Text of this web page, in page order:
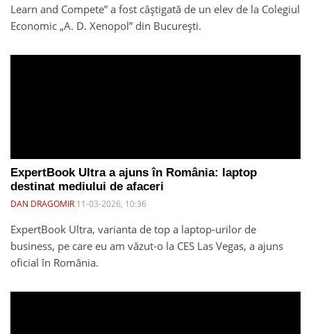
Learn and Compete” a fost câștigată de un elev de la Colegiul
Economic „A. D. Xenopol” din București.
ExpertBook Ultra a ajuns în România: laptop
destinat mediului de afaceri
DAN DRAGOMIR 11-03-2026, 10:36
ExpertBook Ultra, varianta de top a laptop-urilor de
business, pe care eu am văzut-o la CES Las Vegas, a ajuns
oficial în România.